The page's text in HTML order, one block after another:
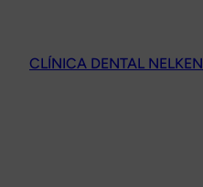
contenido
CLÍNICA DENTAL NELKEN